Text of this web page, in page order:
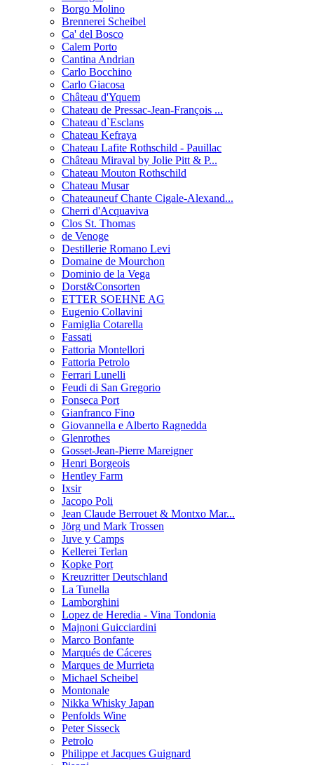
Borgo Molino
Brennerei Scheibel
Ca' del Bosco
Calem Porto
Cantina Andrian
Carlo Bocchino
Carlo Giacosa
Château d'Yquem
Chateau de Pressac-Jean-François ...
Chateau d`Esclans
Chateau Kefraya
Chateau Lafite Rothschild - Pauillac
Château Miraval by Jolie Pitt & P...
Chateau Mouton Rothschild
Chateau Musar
Chateauneuf Chante Cigale-Alexand...
Cherri d'Acquaviva
Clos St. Thomas
de Venoge
Destillerie Romano Levi
Domaine de Mourchon
Dominio de la Vega
Dorst&Consorten
ETTER SOEHNE AG
Eugenio Collavini
Famiglia Cotarella
Fassati
Fattoria Montellori
Fattoria Petrolo
Ferrari Lunelli
Feudi di San Gregorio
Fonseca Port
Gianfranco Fino
Giovannella e Alberto Ragnedda
Glenrothes
Gosset-Jean-Pierre Mareigner
Henri Borgeois
Hentley Farm
Ixsir
Jacopo Poli
Jean Claude Berrouet & Montxo Mar...
Jörg und Mark Trossen
Juve y Camps
Kellerei Terlan
Kopke Port
Kreuzritter Deutschland
La Tunella
Lamborghini
Lopez de Heredia - Vina Tondonia
Majnoni Guicciardini
Marco Bonfante
Marqués de Cáceres
Marques de Murrieta
Michael Scheibel
Montonale
Nikka Whisky Japan
Penfolds Wine
Peter Sisseck
Petrolo
Philippe et Jacques Guignard